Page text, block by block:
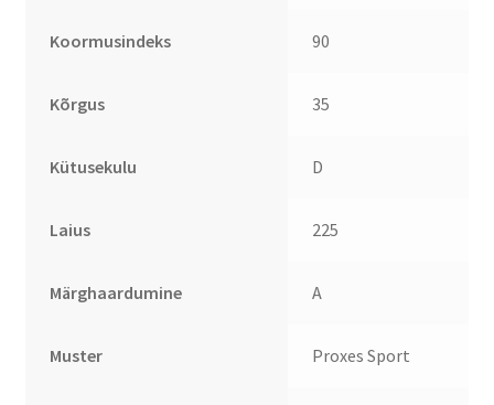
Koormusindeks 90
Kõrgus 35
Kütusekulu D
Laius 225
Märghaardumine A
Muster Proxes Sport